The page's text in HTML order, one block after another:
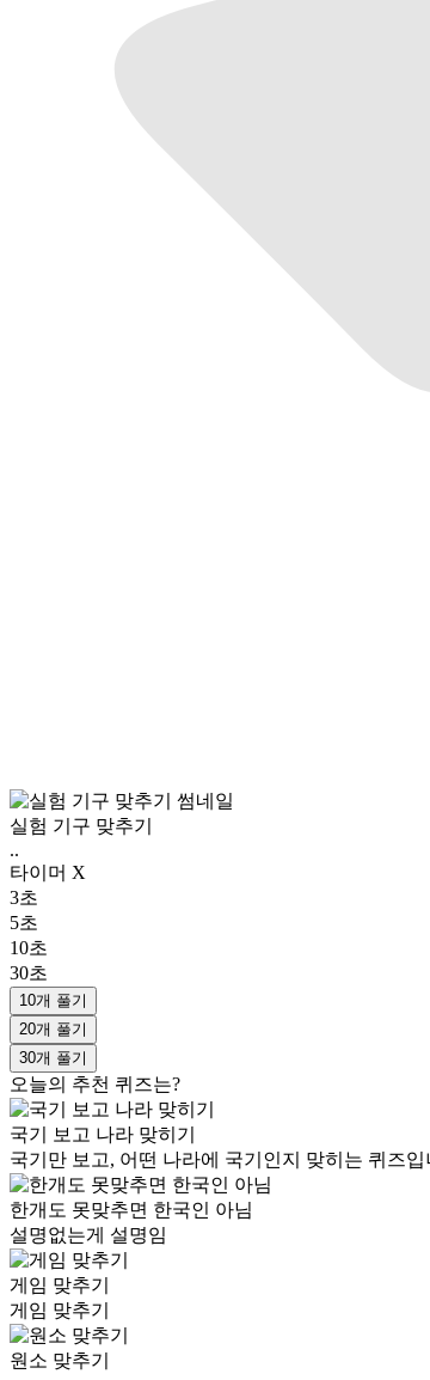
실험 기구 맞추기
..
타이머 X
3초
5초
10초
30초
10개 풀기
20개 풀기
30개 풀기
오늘의 추천 퀴즈는?
국기 보고 나라 맞히기
국기만 보고, 어떤 나라에 국기인지 맞히는 퀴즈
한개도 못맞추면 한국인 아님
설명없는게 설명임
게임 맞추기
게임 맞추기
원소 맞추기